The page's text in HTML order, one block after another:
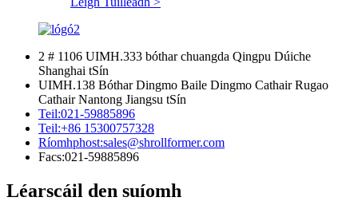
2 # 1106 UIMH.333 bóthar chuangda Qingpu Dúiche
Shanghai tSín
UIMH.138 Bóthar Dingmo Baile Dingmo Cathair Rugao
Cathair Nantong Jiangsu tSín
Teil:021-59885896
Teil:+86 15300757328
Ríomhphost:sales@shrollformer.com
Facs:021-59885896
Léarscáil den suíomh